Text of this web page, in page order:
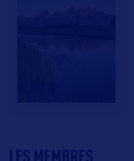
LES MEMBRES